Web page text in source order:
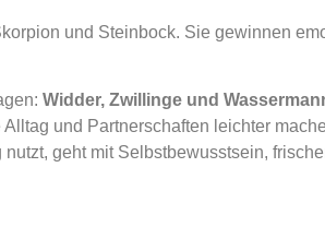
und Steinbock. Sie gewinnen
Widder, Zwillinge und
und Partnerschaften leichter
geht mit Selbstbewusstsein,